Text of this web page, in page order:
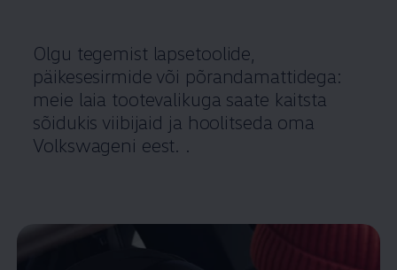
Olgu tegemist lapsetoolide,
päikesesirmide või põrandamattidega:
meie laia tootevalikuga saate kaitsta
sõidukis viibijaid ja hoolitseda oma
Volkswageni eest. .